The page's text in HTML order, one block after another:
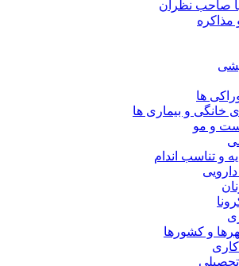
صاحب نظران
مذاکره
ها
خانگی و بیماری ها
و مو
و تناسب اندام
و کشورها